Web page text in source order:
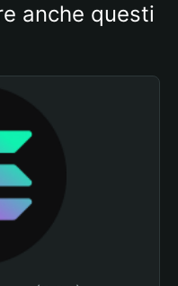
anche questi